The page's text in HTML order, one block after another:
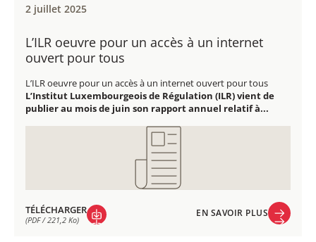
2 juillet 2025
L’ILR oeuvre pour un accès à un internet
ouvert pour tous
L’ILR oeuvre pour un accès à un internet ouvert pour tous
L’Institut Luxembourgeois de Régulation (ILR) vient de
publier au mois de juin son rapport annuel relatif à...
TÉLÉCHARGER
(PDF / 221,2 Ko)
EN SAVOIR PLUS